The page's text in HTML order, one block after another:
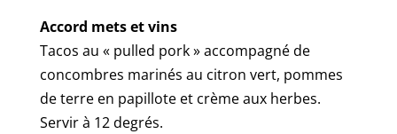
Accord mets et vins
Tacos au « pulled pork » accompagné de
concombres marinés au citron vert, pommes
de terre en papillote et crème aux herbes.
Servir à 12 degrés.